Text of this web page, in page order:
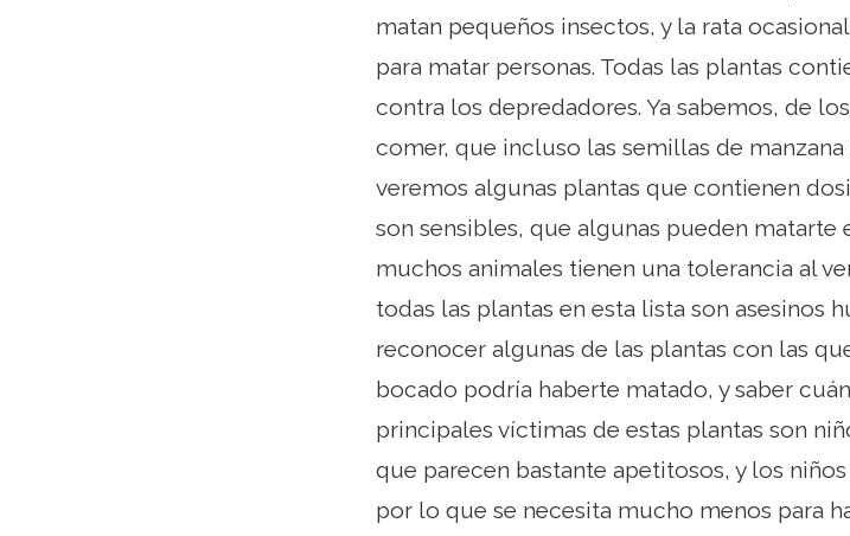
matan pequeños insectos, y la rata
para matar personas. Todas las plantas
contra los depredadores. Ya sabemos, de
comer, que incluso las semillas de
veremos algunas plantas que contienen
son sensibles, que algunas pueden matarte
muchos animales tienen una tolerancia al
todas las plantas en esta lista son asesinos
reconocer algunas de las plantas con las
bocado podría haberte matado, y saber
principales víctimas de estas plantas son
que parecen bastante apetitosos, y los
por lo que se necesita mucho menos para